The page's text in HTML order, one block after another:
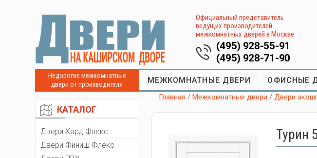
Официальный представитель
ведущих производителей
межкомнатных дверей в Москве
(495) 928-55-91
(495) 928-71-90
Недорогие межкомнатные
двери от производителя
МЕЖКОМНАТНЫЕ ДВЕРИ ОФИСНЫЕ
КАТАЛОГ
Двери Хард Флекс
Двери Финиш Флекс
Главная /Межкомнатные двери /Двери
Турин